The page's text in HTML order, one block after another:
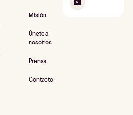
Misión
Únete a
nosotros
Prensa
Contacto